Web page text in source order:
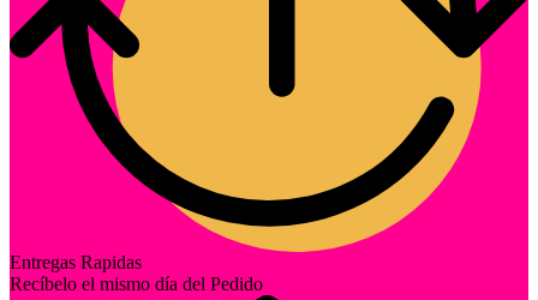
Entregas Rapidas
Recíbelo el mismo día del Pedido